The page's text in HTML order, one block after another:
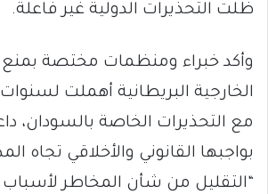
ظلت التحذيرات الدولية غير فاعلة.
وأكد خبراء ومنظمات مختصة بمنع
الخارجية البريطانية أهملت
مع التحذيرات الخاصة بالسودان،
بواجبها القانوني والأخلاقي تجاه
“التقليل من شأن المخاطر